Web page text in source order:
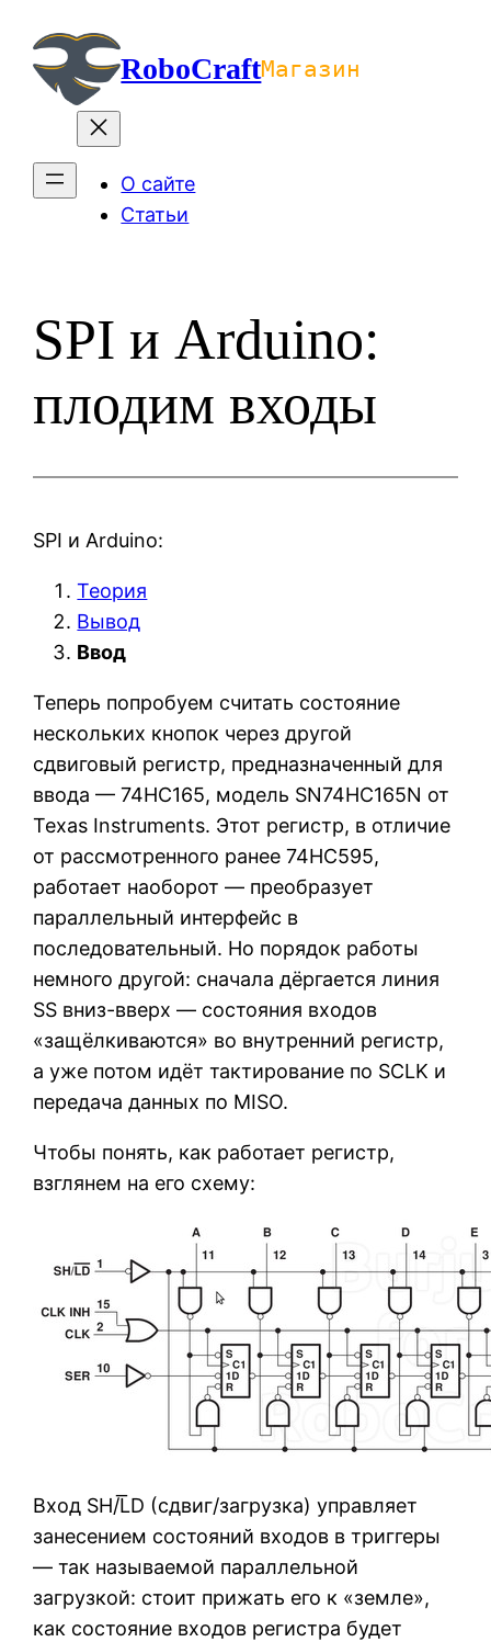
содержимомуRoboCraftМагазин
О сайте
Статьи
SPI и Arduino:
плодим входы
SPI и Arduino:
Теория
Вывод
Ввод
Теперь попробуем считать состояние
нескольких кнопок через другой
сдвиговый регистр, предназначенный для
ввода — 74HC165, модель SN74HC165N от
Texas Instruments. Этот регистр, в отличие
от рассмотренного ранее 74HC595,
работает наоборот — преобразует
параллельный интерфейс в
последовательный. Но порядок работы
немного другой: сначала дёргается линия
SS вниз-вверх — состояния входов
«защёлкиваются» во внутренний регистр,
а уже потом идёт тактирование по SCLK и
передача данных по MISO.
Чтобы понять, как работает регистр,
взглянем на его схему:
Вход SH/L͞D (сдвиг/загрузка) управляет
занесением состояний входов в триггеры
— так называемой параллельной
загрузкой: стоит прижать его к «земле»,
как состояние входов регистра будет